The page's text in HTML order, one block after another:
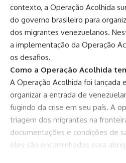
contexto, a Operação Acolhida
do governo brasileiro para
dos migrantes venezuelanos.
a implementação da Operação
os desafios.
Como a Operação Acolhida
A Operação Acolhida foi lançada
organizar a entrada de
fugindo da crise em seu país. A
triagem dos migrantes na
documentações e condições de
eles são encaminhados para